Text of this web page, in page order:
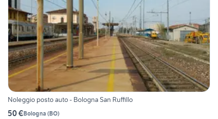
Noleggio posto auto - Bologna San Ruffillo
50 €Bologna (BO)